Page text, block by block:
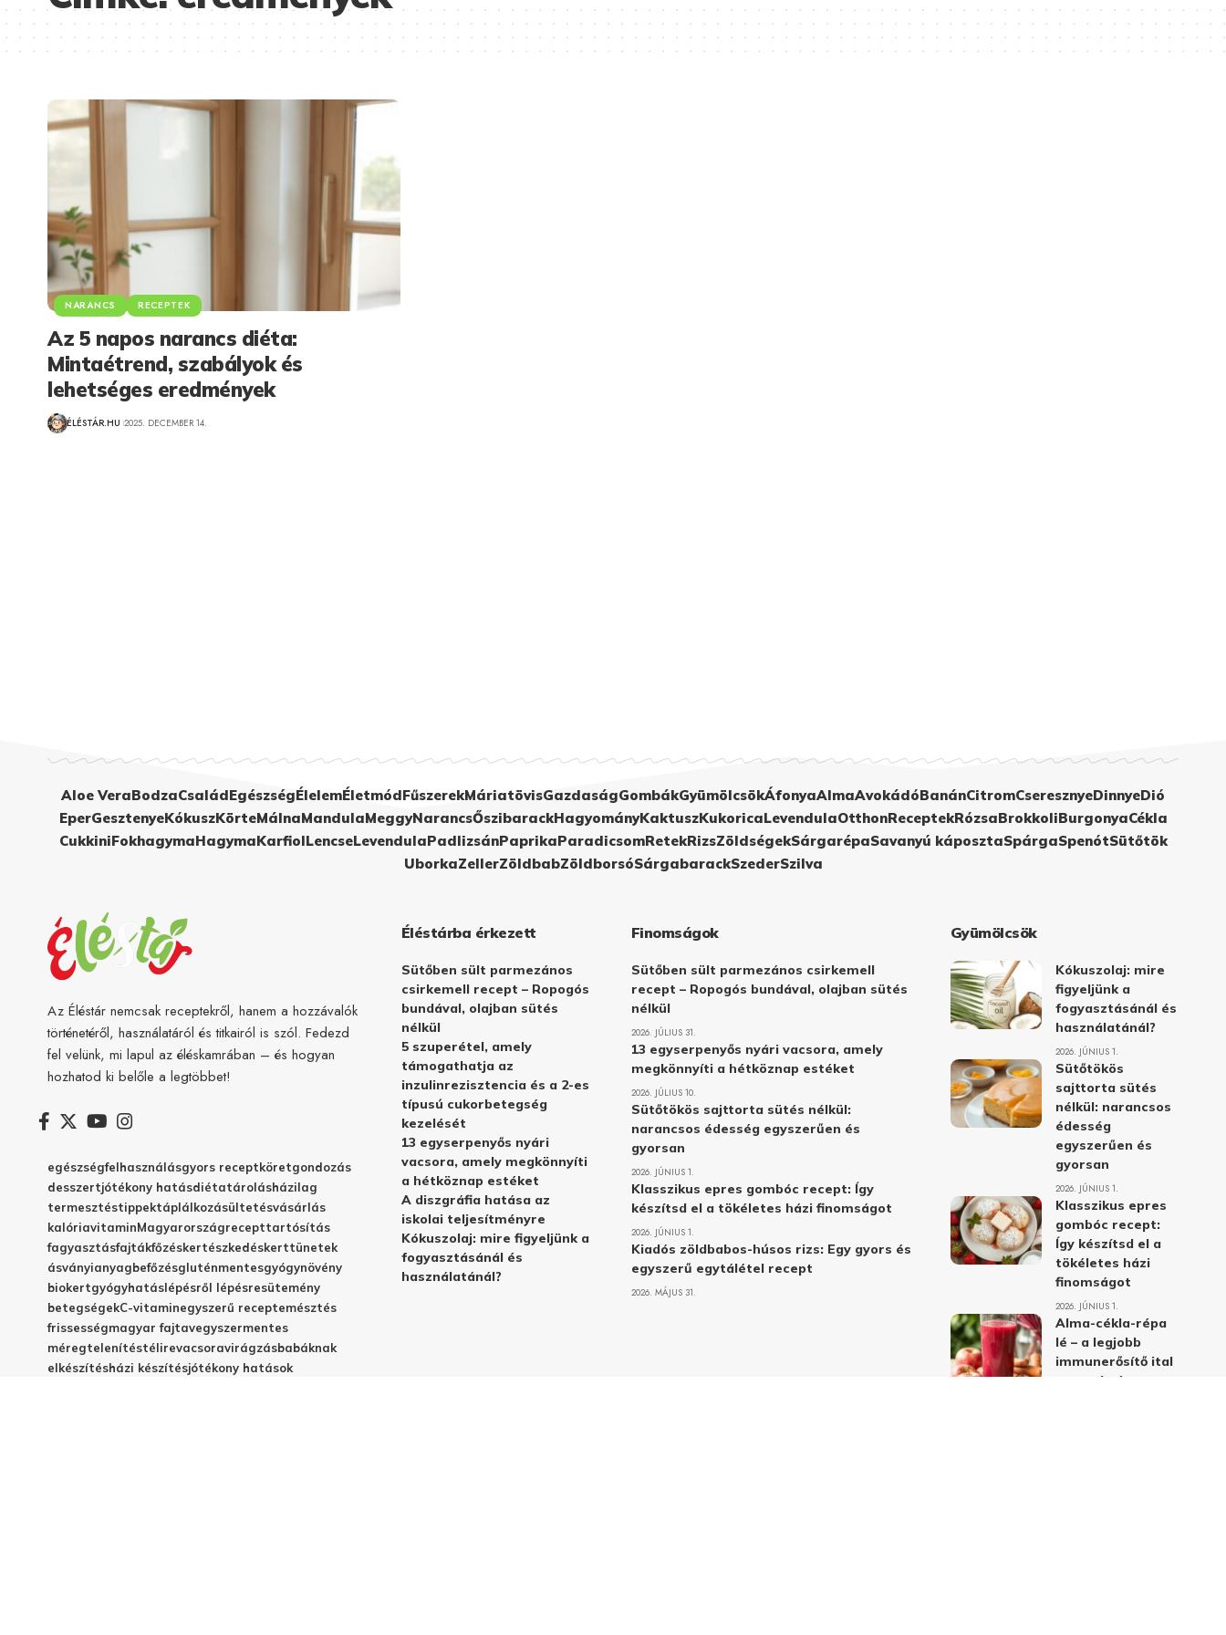
NARANCS RECEPTEK
Az 5 napos narancs diéta:
Mintaétrend, szabályok és
lehetséges eredmények
ÉLÉSTÁR.HU 2025. DECEMBER 14.
Aloe VeraBodzaCsaládEgészségÉlelemÉletmódFűszerekMáriatövisGazdaságGombákGyümölcsökÁfonyaAlmaAvokádóBanánCitromCseresznyeDinnyeDió
EperGesztenyeKókuszKörteMálnaMandulaMeggyNarancsŐszibarackHagyományKaktuszKukoricaLevendulaOtthonReceptekRózsaBrokkoliBurgonyaCékla
CukkiniFokhagymaHagymaKarfiolLencseLevendulaPadlizsánPaprikaParadicsomRetekRizsZöldségekSárgarépaSavanyú káposztaSpárgaSpenótSütőtök
UborkaZellerZöldbabZöldborsóSárgabarackSzederSzilva
Az Éléstár nemcsak receptekről, hanem a hozzávalók
történetéről, használatáról és titkairól is szól. Fedezd
fel velünk, mi lapul az éléskamrában – és hogyan
hozhatod ki belőle a legtöbbet!
egészségfelhasználásgyors receptköretgondozás
desszertjótékony hatásdiétatárolásházilag
termesztéstippektáplálkozásültetésvásárlás
kalóriavitaminMagyarországrecepttartósítás
fagyasztásfajtákfőzéskertészkedéskerttünetek
ásványianyagbefőzésgluténmentesgyógynövény
biokertgyógyhatáslépésről lépésresütemény
betegségekC-vitaminegyszerű receptemésztés
frissességmagyar fajtavegyszermentes
méregtelenítéstélirevacsoravirágzásbabáknak
elkészítésházi készítésjótékony hatások
Éléstárba érkezett
Sütőben sült parmezános
csirkemell recept – Ropogós
bundával, olajban sütés
nélkül
5 szuperétel, amely
támogathatja az
inzulinrezisztencia és a 2-es
típusú cukorbetegség
kezelését
13 egyserpenyős nyári
vacsora, amely megkönnyíti
a hétköznap estéket
A diszgráfia hatása az
iskolai teljesítményre
Kókuszolaj: mire figyeljünk a
fogyasztásánál és
használatánál?
Finomságok
Sütőben sült parmezános csirkemell
recept – Ropogós bundával, olajban sütés
nélkül
2026. JÚLIUS 31.
13 egyserpenyős nyári vacsora, amely
megkönnyíti a hétköznap estéket
2026. JÚLIUS 10.
Sütőtökös sajttorta sütés nélkül:
narancsos édesség egyszerűen és
gyorsan
2026. JÚNIUS 1.
Klasszikus epres gombóc recept: Így
készítsd el a tökéletes házi finomságot
2026. JÚNIUS 1.
Kiadós zöldbabos-húsos rizs: Egy gyors és
egyszerű egytálétel recept
2026. MÁJUS 31.
Gyümölcsök
Kókuszolaj: mire
figyeljünk a
fogyasztásánál és
használatánál?
2026. JÚNIUS 1.
Sütőtökös
sajttorta sütés
nélkül: narancsos
édesség
egyszerűen és
gyorsan
2026. JÚNIUS 1.
Klasszikus epres
gombóc recept:
Így készítsd el a
tökéletes házi
finomságot
2026. JÚNIUS 1.
Alma-cékla-répa
lé – a legjobb
immunerősítő ital
receptje és